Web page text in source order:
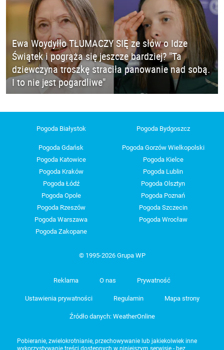
Ewa Woydyłło TŁUMACZY SIĘ ze słów o Idze
Świątek i pogrąża się jeszcze bardziej? "Ta
dziewczyna troszkę straciła panowanie nad sobą.
I to nie jest pogardliwe"
Pogoda Białystok Pogoda Bydgoszcz
Pogoda Gdańsk
Pogoda Gorzów Wielkopolski
Pogoda Katowice
Pogoda Kielce
Pogoda Kraków
Pogoda Lublin
Pogoda Łódź
Pogoda Olsztyn
Pogoda Opole
Pogoda Poznań
Pogoda Rzeszów
Pogoda Szczecin
Pogoda Warszawa
Pogoda Wrocław
Pogoda Zakopane
© 1995-2026 Grupa WP
Reklama O nas Prywatność
Ustawienia prywatności Regulamin Mapa strony
Źródło danych: WeatherOnline
Pobieranie, zwielokrotnianie, przechowywanie lub jakiekolwiek inne
wykorzystywanie treści dostępnych w niniejszym serwisie - bez